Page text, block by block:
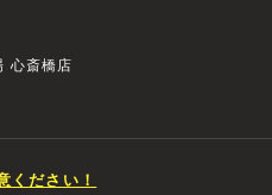
心斎橋店
ください！